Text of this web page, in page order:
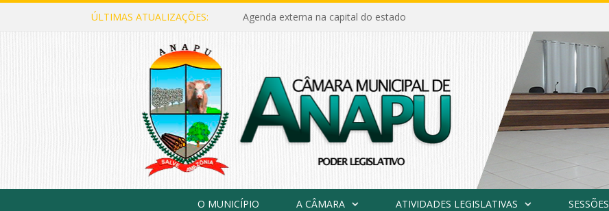
ÚLTIMAS ATUALIZAÇÕES: Agenda externa na capital do estado
O MUNICÍPIO A CÂMARA ATIVIDADES LEGISLATIVAS SESSÕES